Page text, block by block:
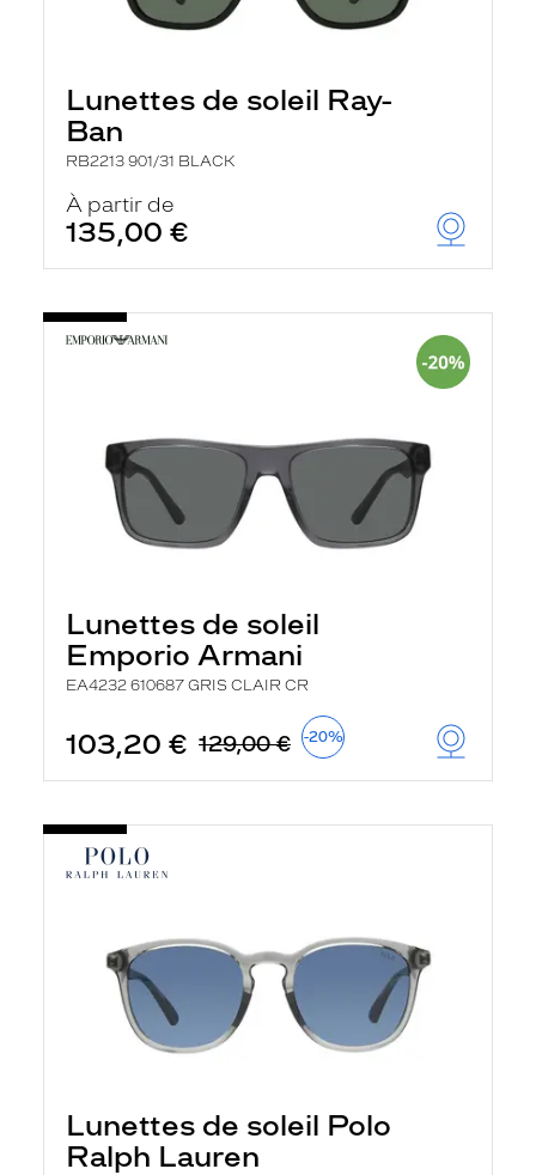
Lunettes de soleil Ray-
Ban
RB2213 901/31 BLACK
À partir de
135,00 €
Lunettes de soleil
Emporio Armani
EA4232 610687 GRIS CLAIR CR
103,20 € 129,00 € -20%
Lunettes de soleil Polo
Ralph Lauren